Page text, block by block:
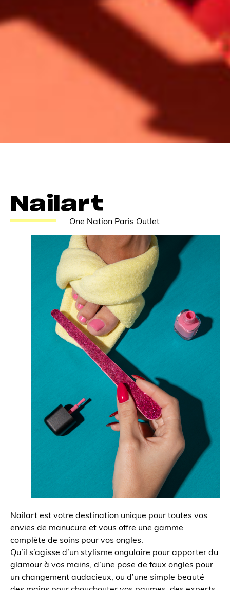
Nailart
One Nation Paris Outlet
Nailart est votre destination unique pour toutes vos
envies de manucure et vous offre une gamme
complète de soins pour vos ongles.
Qu’il s’agisse d’un stylisme ongulaire pour apporter du
glamour à vos mains, d’une pose de faux ongles pour
un changement audacieux, ou d’une simple beauté